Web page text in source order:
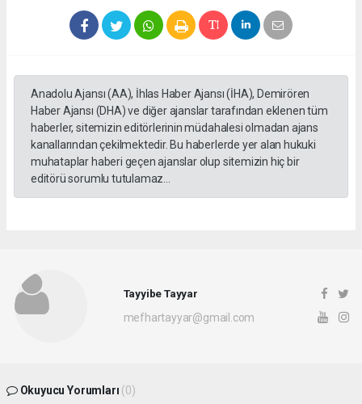
Anadolu Ajansı (AA), İhlas Haber Ajansı (İHA), Demirören
Haber Ajansı (DHA) ve diğer ajanslar tarafından eklenen tüm
haberler, sitemizin editörlerinin müdahalesi olmadan ajans
kanallarından çekilmektedir. Bu haberlerde yer alan hukuki
muhataplar haberi geçen ajanslar olup sitemizin hiç bir
editörü sorumlu tutulamaz...
Tayyibe Tayyar
mefhartayyar@gmail.com
Okuyucu Yorumları (0)